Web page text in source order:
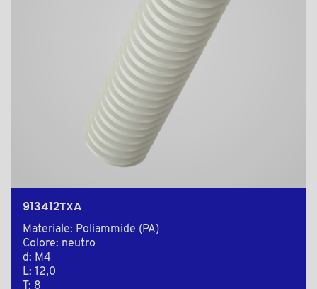
913412TXA
Materiale: Poliammide (PA)
Colore: neutro
d: M4
L: 12,0
T: 8